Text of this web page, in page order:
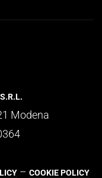
Modena
– COOKIE POLICY